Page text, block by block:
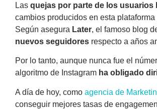
Las quejas por parte de los usuarios
cambios producidos en esta
Según asegura Later, el famoso blog
nuevos seguidores respecto a años
Por lo tanto, aunque nunca fue el
algoritmo de Instagram ha obligado
A día de hoy, como agencia de
conseguir mejores tasas de